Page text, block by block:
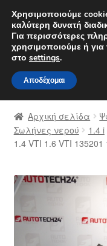
Δευτέρα-Παρ.
Απευθείας
μετάβαση
στην
πλοήγηση
Μετάβαση
σε
περιεχόμενο
Αρχική
Διαδικασία
Καροτσάκι
Μεταφορά
Αρχική σελίδα
Σωλήνες νερού
1.4 i
1.4 VTI 1.6 VTI 135201
Χρησιμοποιούμε
καλύτερη δυνατή
Για περισσότερες
χρησιμοποιούμε ή για
στο settings.
Αποδέχομαι